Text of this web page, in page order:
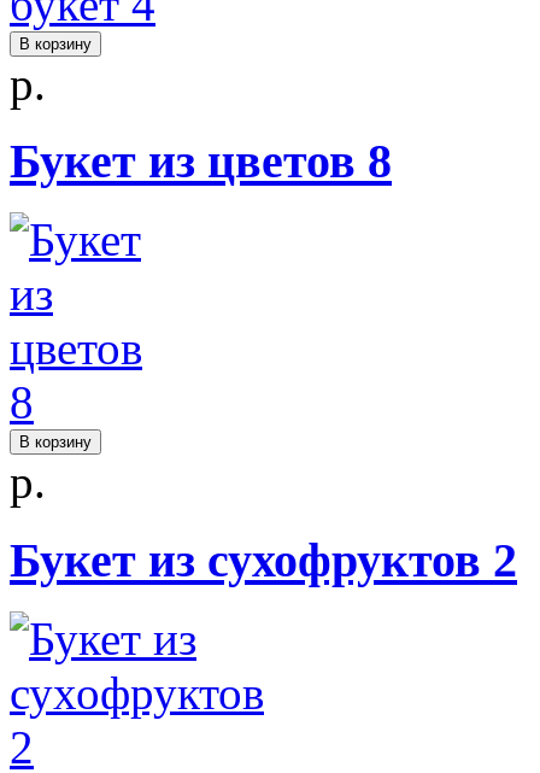
В корзину
р.
Букет из цветов 8
В корзину
р.
Букет из сухофруктов 2